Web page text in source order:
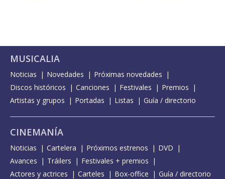
MUSICALIA
Noticias Novedades
Próximas novedades
Discos históricos
Canciones Festivales
Premios
Artistas y grupos
Portadas Listas Guía / directorio
CINEMANÍA
Noticias Cartelera Próximos estrenos
DVD
Avances
Tráilers
Festivales + premios
Actores y actrices
Carteles Box-office Guía / directorio